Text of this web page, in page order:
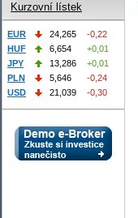
Kurzovní lístek
EUR 24,265
-0,22
HUF
6,654
+0,01
JPY
13,286
+0,01
PLN
5,646
-0,24
USD
21,039 -0,30